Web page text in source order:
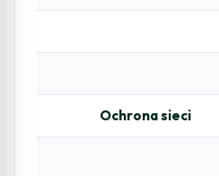
Ochrona sieci